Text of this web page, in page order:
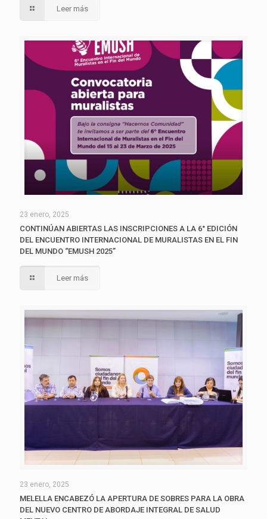
Leer más
23 enero, 2025
CONTINÚAN ABIERTAS LAS INSCRIPCIONES A LA 6° EDICIÓN
DEL ENCUENTRO INTERNACIONAL DE MURALISTAS EN EL FIN
DEL MUNDO “EMUSH 2025”
Leer más
23 enero, 2025
MELELLA ENCABEZÓ LA APERTURA DE SOBRES PARA LA OBRA
DEL NUEVO CENTRO DE ABORDAJE INTEGRAL DE SALUD